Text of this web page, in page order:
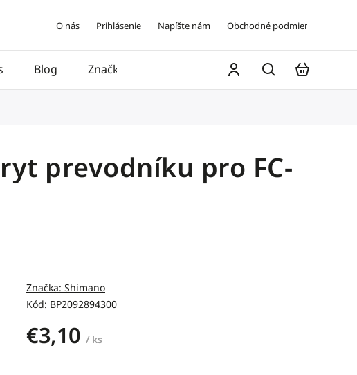
O nás Prihlásenie Napíšte nám Obchodné podmienky
Blog Značky
prevodníku pro FC-
Kód: BP2092894300
Značka: Shimano
€3,10 / ks